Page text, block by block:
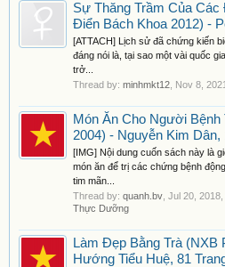
Sự Thăng Trầm Của
Điển Bách Khoa 2012) -
[ATTACH] Lịch sử đã chứng kiến
đáng nói là, tại sao một vài quốc
trở...
Thread by: minhmkt12 Nov 8, 2021
Món Ăn Cho Người Bệnh
2004) - Nguyễn Kim Dân,
[IMG] Nội dung cuốn sách này là
món ăn để trị các chứng bệnh
tim mãn...
Thread by: quanh.bv Jul 20, 2018
Thực Dưỡng
Làm Đẹp Bằng Trà (NXB
Hướng Tiểu Huệ, 81